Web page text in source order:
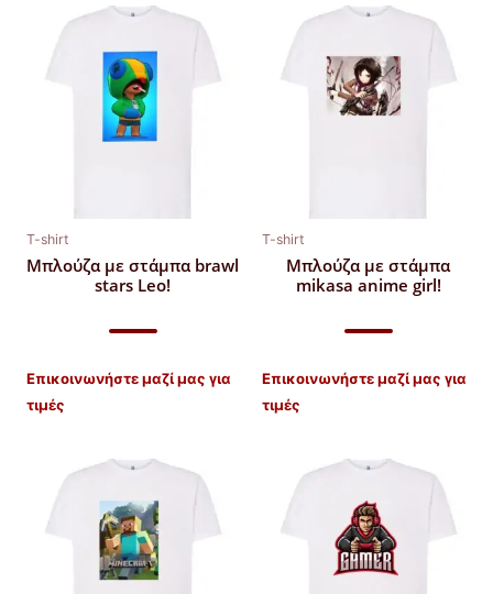
T-shirt
Μπλούζα με στάμπα brawl
stars Leo!
Επικοινωνήστε μαζί μας για
τιμές
T-shirt
Μπλούζα με στάμπα
mikasa anime girl!
Επικοινωνήστε μαζί μας για
τιμές